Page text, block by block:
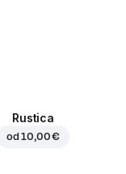
Rustica
od10,00 €